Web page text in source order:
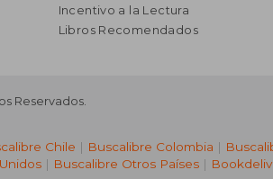
Incentivo a la Lectura
Libros Recomendados
Reservados.
Chile | Buscalibre Colombia |
| Buscalibre Otros Países |